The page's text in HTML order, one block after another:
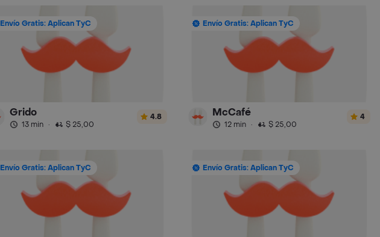
Envío Gratis: Aplican TyC
Grido
13 min · $ 25,00
4.8
Envío Gratis: Aplican TyC
McCafé
12 min · $ 25,00
4
Envío Gratis: Aplican TyC Envío Gratis: Aplican TyC